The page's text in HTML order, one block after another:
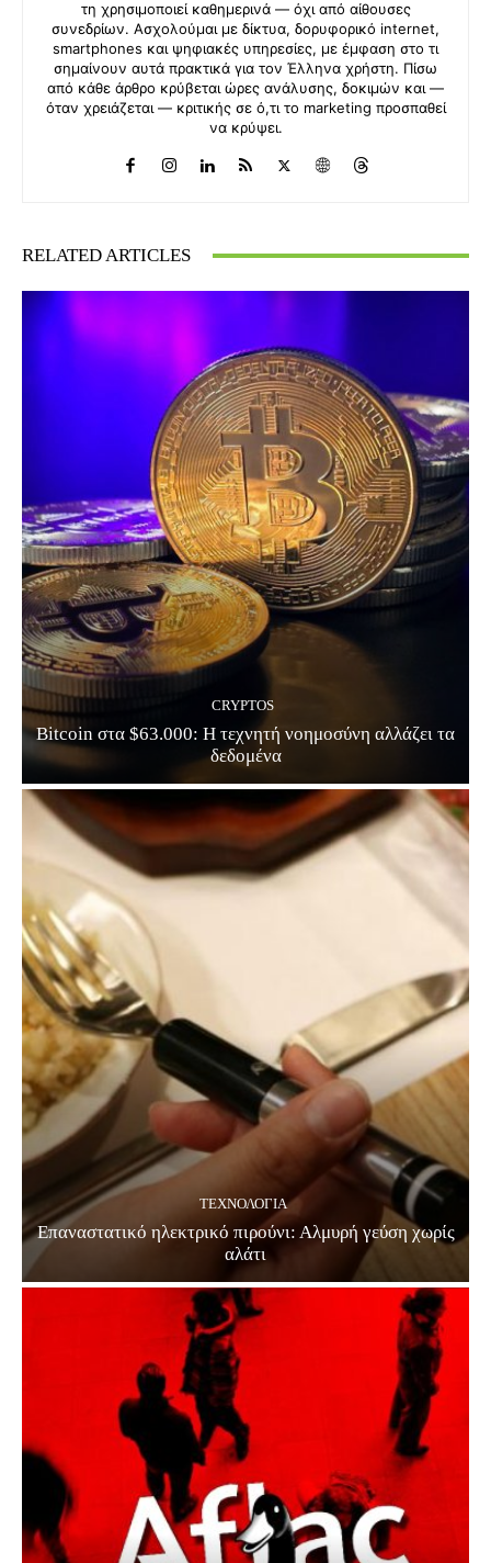
τη χρησιμοποιεί καθημερινά — όχι από αίθουσες
συνεδρίων. Ασχολούμαι με δίκτυα, δορυφορικό internet,
smartphones και ψηφιακές υπηρεσίες, με έμφαση στο τι
σημαίνουν αυτά πρακτικά για τον Έλληνα χρήστη. Πίσω
από κάθε άρθρο κρύβεται ώρες ανάλυσης, δοκιμών και —
όταν χρειάζεται — κριτικής σε ό,τι το marketing προσπαθεί
να κρύψει.
RELATED ARTICLES
CRYPTOS
Bitcoin στα $63.000: Η τεχνητή νοημοσύνη αλλάζει τα
δεδομένα
ΤΕΧΝΟΛΟΓΊΑ
Επαναστατικό ηλεκτρικό πιρούνι: Αλμυρή γεύση χωρίς
αλάτι